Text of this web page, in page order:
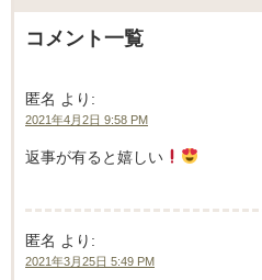
コメント一覧
匿名 より:
2021年4月2日 9:58 PM
返事が有ると嬉しい
匿名 より:
2021年3月25日 5:49 PM